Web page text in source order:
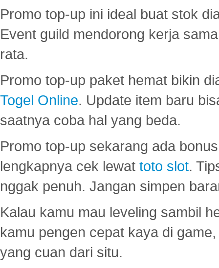
Promo top-up ini ideal buat stok
Event guild mendorong kerja
rata.
Promo top-up paket hemat bikin
Togel Online. Update item baru
saatnya coba hal yang beda.
Promo top-up sekarang ada
lengkapnya cek lewat toto slot.
nggak penuh. Jangan simpen
Kalau kamu mau leveling sambil
kamu pengen cepat kaya di
yang cuan dari situ.